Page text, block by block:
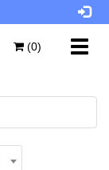
(0)